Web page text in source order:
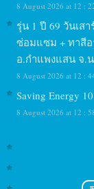
8 August 2026 at 12 :
รุ่น 1 ปี 69 วันเส
ซ่อมแซม + ทาสีอ
อ.กำแพงแสน จ.
8 August 2026 at 12 :
Saving Energy
8 August 2026 at 12 :